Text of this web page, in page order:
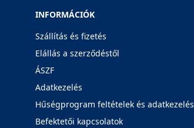
INFORMÁCIÓK
Szállítás és fizetés
Elállás a szerződéstől
ÁSZF
Adatkezelés
Hűségprogram feltételek és adatkezelés
Befektetői kapcsolatok